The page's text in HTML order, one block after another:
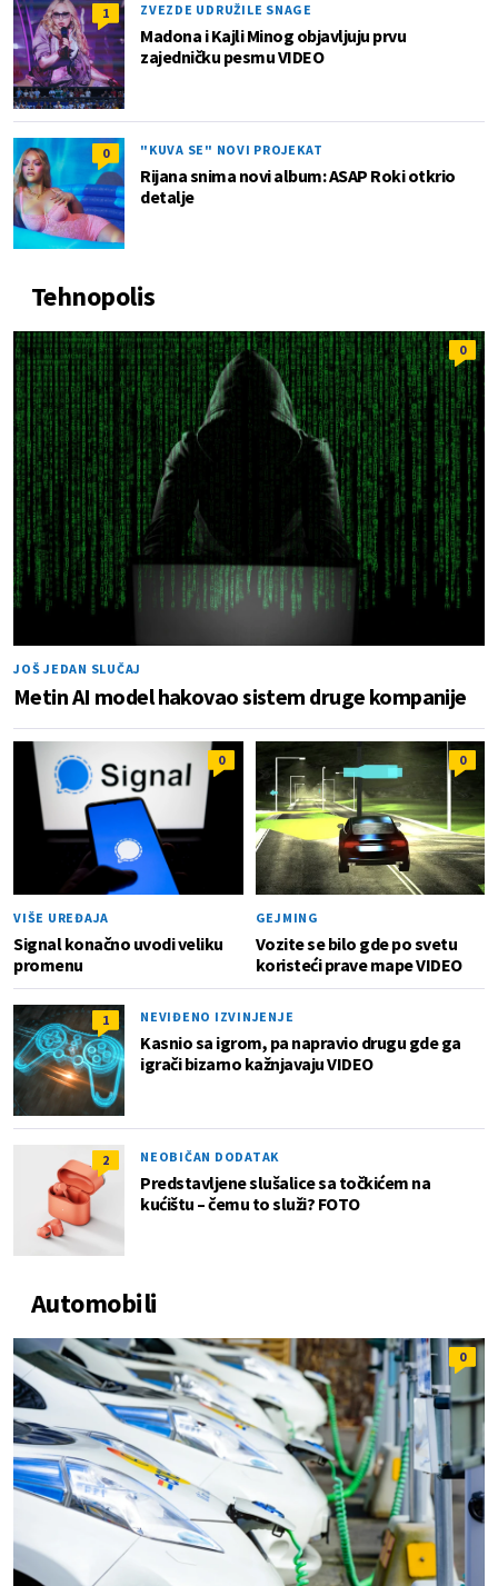
1 ZVEZDE UDRUŽILE SNAGE
Madona i Kajli Minog objavljuju prvu
zajedničku pesmu VIDEO
0 "KUVA SE" NOVI PROJEKAT
Rijana snima novi album: ASAP Roki otkrio
detalje
Tehnopolis
0
JOŠ JEDAN SLUČAJ
Metin AI model hakovao sistem druge kompanije
0
VIŠE UREĐAJA
Signal konačno uvodi veliku
promenu
0
GEJMING
Vozite se bilo gde po svetu
koristeći prave mape VIDEO
1 NEVIĐENO IZVINJENJE
Kasnio sa igrom, pa napravio drugu gde ga
igrači bizarno kažnjavaju VIDEO
2 NEOBIČAN DODATAK
Predstavljene slušalice sa točkićem na
kućištu – čemu to služi? FOTO
Automobili
0